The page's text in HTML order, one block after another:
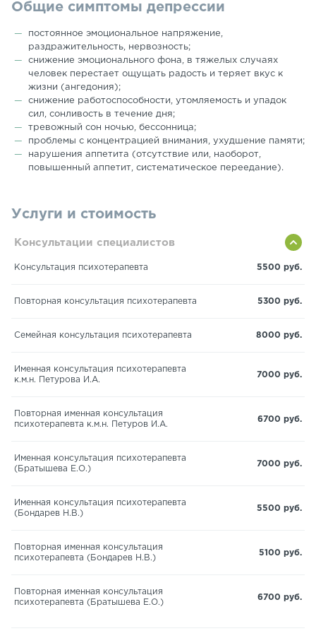
Общие симптомы депрессии
постоянное эмоциональное напряжение,
раздражительность, нервозность;
снижение эмоционального фона, в тяжелых случаях
человек перестает ощущать радость и теряет вкус к
жизни (ангедония);
снижение работоспособности, утомляемость и упадок
сил, сонливость в течение дня;
тревожный сон ночью, бессонница;
проблемы с концентрацией внимания, ухудшение памяти;
нарушения аппетита (отсутствие или, наоборот,
повышенный аппетит, систематическое переедание).
Услуги и стоимость
Консультации специалистов
Консультация психотерапевта 5500 руб.
Повторная консультация психотерапевта 5300 руб.
Семейная консультация психотерапевта 8000 руб.
Именная консультация психотерапевта
к.м.н. Петурова И.А.
7000 руб.
Повторная именная консультация
психотерапевта к.м.н. Петуров И.А.
6700 руб.
Именная консультация психотерапевта
(Братышева Е.О.)
7000 руб.
Именная консультация психотерапевта
(Бондарев Н.В.)
5500 руб.
Повторная именная консультация
психотерапевта (Бондарев Н.В.)
5100 руб.
Повторная именная консультация
психотерапевта (Братышева Е.О.)
6700 руб.